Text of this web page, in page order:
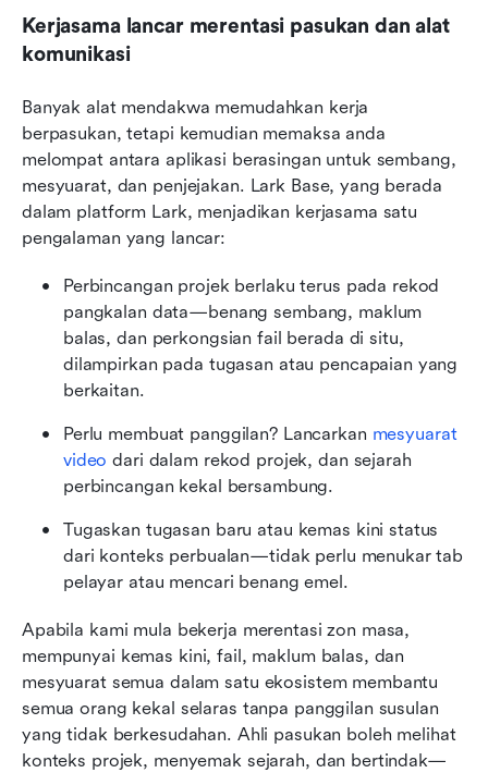
Kerjasama lancar merentasi pasukan dan alat
komunikasi
Banyak alat mendakwa memudahkan kerja
berpasukan, tetapi kemudian memaksa anda
melompat antara aplikasi berasingan untuk sembang,
mesyuarat, dan penjejakan. Lark Base, yang berada
dalam platform Lark, menjadikan kerjasama satu
pengalaman yang lancar:
Perbincangan projek berlaku terus pada rekod
pangkalan data—benang sembang, maklum
balas, dan perkongsian fail berada di situ,
dilampirkan pada tugasan atau pencapaian yang
berkaitan.
Perlu membuat panggilan? Lancarkan mesyuarat
video dari dalam rekod projek, dan sejarah
perbincangan kekal bersambung.
Tugaskan tugasan baru atau kemas kini status
dari konteks perbualan—tidak perlu menukar tab
pelayar atau mencari benang emel.
Apabila kami mula bekerja merentasi zon masa,
mempunyai kemas kini, fail, maklum balas, dan
mesyuarat semua dalam satu ekosistem membantu
semua orang kekal selaras tanpa panggilan susulan
yang tidak berkesudahan. Ahli pasukan boleh melihat
konteks projek, menyemak sejarah, dan bertindak—